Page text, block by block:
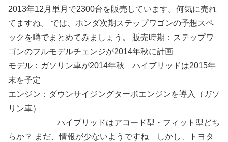
2013年12月単月で2300台を販売しています。何気に売れ
てますね。 では、ホンダ次期ステップワゴンの予想スペ
ックを噂でまとめてみましょう。 販売時期：ステップワ
ゴンのフルモデルチェンジが2014年秋に計画
モデル：ガソリン車が2014年秋 ハイブリッドは2015年
末を予定
エンジン：ダウンサイジングターボエンジンを導入（ガソ
リン車）
ハイブリッドはアコード型・フィット型どち
らか？ まだ、情報が少ないようですね しかし、トヨタ